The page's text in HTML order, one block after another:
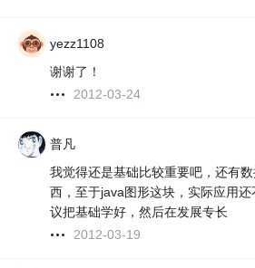
yezz1108
谢谢了！
2012-03-24
普凡
我觉得还是基础比较重要吧，还有
西，至于java图形这块，实际应用
议把基础学好，然后在发展专长
2012-03-19